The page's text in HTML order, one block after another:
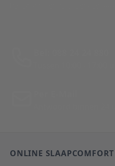
ONLINE SLAAPCOMFORT